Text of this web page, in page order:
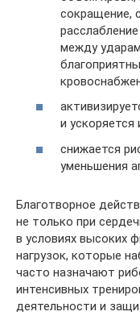
сокращение,
между
и ускоряется
снижается
уменьшения
Благотворное
не только при
в условиях высоких
нагрузок, которые
часто назначают
интенсивных
деятельности и